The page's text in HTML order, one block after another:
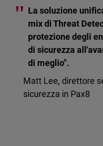
" La soluzione
mix di Threat
protezione degli
di sicurezza
di meglio".
Matt Lee, direttore
sicurezza in Pax8